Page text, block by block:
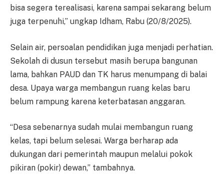
bisa segera terealisasi, karena sampai sekarang belum
juga terpenuhi,” ungkap Idham, Rabu (20/8/2025).
Selain air, persoalan pendidikan juga menjadi perhatian.
Sekolah di dusun tersebut masih berupa bangunan
lama, bahkan PAUD dan TK harus menumpang di balai
desa. Upaya warga membangun ruang kelas baru
belum rampung karena keterbatasan anggaran.
“Desa sebenarnya sudah mulai membangun ruang
kelas, tapi belum selesai. Warga berharap ada
dukungan dari pemerintah maupun melalui pokok
pikiran (pokir) dewan,” tambahnya.